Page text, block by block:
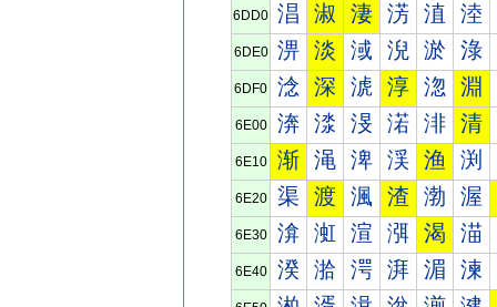
6DD0 淐 淑 淒 淓 淔 淕
6DE0 淠 淡 淢 淣 淤 淥
6DF0 淰 深 淲 淳 淴 淵
6E00 渀 渁 渂 渃 渄 清
6E10 渐 渑 渒 渓 渔 渕
6E20 渠 渡 渢 渣 渤 渥
6E30 渰 渱 渲 渳 渴 渵
6E40 湀 湁 湂 湃 湄 湅